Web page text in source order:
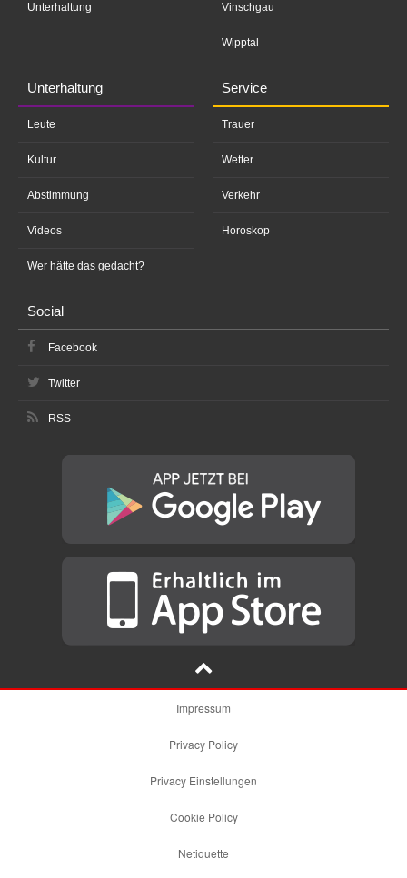
Unterhaltung Vinschgau
Wipptal
Unterhaltung
Leute
Kultur
Abstimmung
Videos
Wer hätte das gedacht?
Service
Trauer
Wetter
Verkehr
Horoskop
Social
Facebook
Twitter
RSS
Impressum
Privacy Policy
Privacy Einstellungen
Cookie Policy
Netiquette